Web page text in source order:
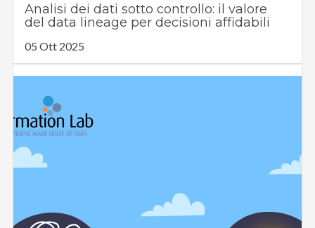
Analisi dei dati sotto controllo: il valore
del data lineage per decisioni affidabili
05 Ott 2025